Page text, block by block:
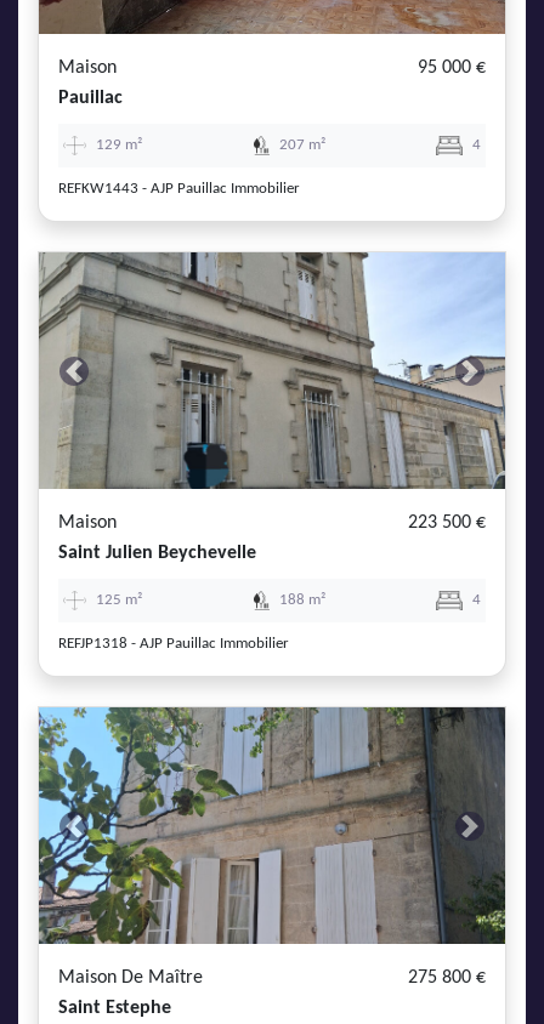
Maison
95 000 €
Pauillac
129 m² 207 m² 4
REFKW1443 - AJP Pauillac Immobilier
Previous Next
Maison
223 500 €
Saint Julien Beychevelle
125 m² 188 m² 4
REFJP1318 - AJP Pauillac Immobilier
Previous Next
Maison De Maître
275 800 €
Saint Estephe